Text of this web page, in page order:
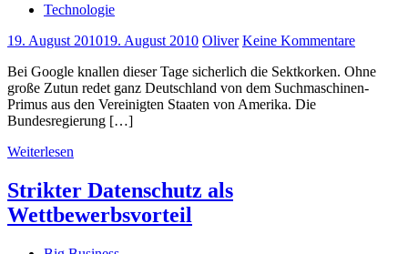
Technologie
19. August 201019. August 2010 Oliver Keine Kommentare
Bei Google knallen dieser Tage sicherlich die Sektkorken. Ohne
große Zutun redet ganz Deutschland von dem Suchmaschinen-
Primus aus den Vereinigten Staaten von Amerika. Die
Bundesregierung […]
Weiterlesen
Strikter Datenschutz als
Wettbewerbsvorteil